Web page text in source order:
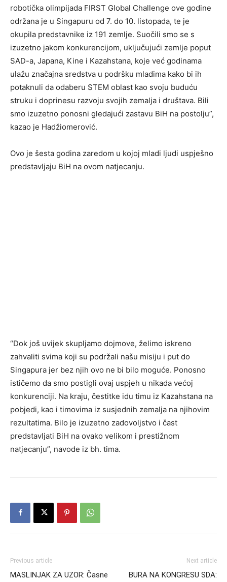
robotička olimpijada FIRST Global Challenge ove godine
održana je u Singapuru od 7. do 10. listopada, te je
okupila predstavnike iz 191 zemlje. Suočili smo se s
izuzetno jakom konkurencijom, uključujući zemlje poput
SAD-a, Japana, Kine i Kazahstana, koje već godinama
ulažu značajna sredstva u podršku mladima kako bi ih
potaknuli da odaberu STEM oblast kao svoju buduću
struku i doprinesu razvoju svojih zemalja i društava. Bili
smo izuzetno ponosni gledajući zastavu BiH na postolju”,
kazao je Hadžiomerović.
Ovo je šesta godina zaredom u kojoj mladi ljudi uspješno
predstavljaju BiH na ovom natjecanju.
“Dok još uvijek skupljamo dojmove, želimo iskreno
zahvaliti svima koji su podržali našu misiju i put do
Singapura jer bez njih ovo ne bi bilo moguće. Ponosno
ističemo da smo postigli ovaj uspjeh u nikada većoj
konkurenciji. Na kraju, čestitke idu timu iz Kazahstana na
pobjedi, kao i timovima iz susjednih zemalja na njihovim
rezultatima. Bilo je izuzetno zadovoljstvo i čast
predstavljati BiH na ovako velikom i prestižnom
natjecanju”, navode iz bh. tima.
Previous article
MASLINJAK ZA UZOR: Časne
Next article
BURA NA KONGRESU SDA: